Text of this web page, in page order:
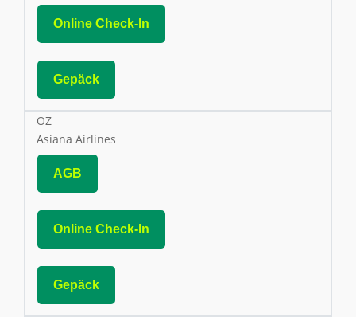
Online Check-In
Gepäck
OZ
Asiana Airlines
AGB
Online Check-In
Gepäck